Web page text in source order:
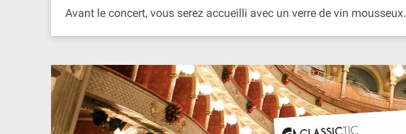
Avant le concert, vous serez accueilli avec un verre de vin mousseux.